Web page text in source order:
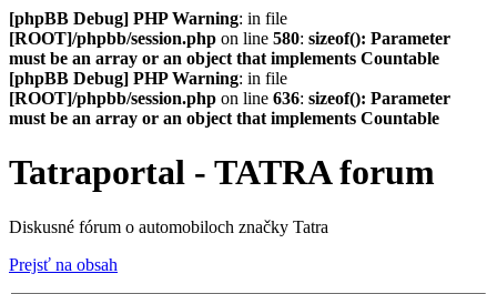
[phpBB Debug] PHP Warning: in file
[ROOT]/phpbb/session.php on line 580: sizeof(): Parameter
must be an array or an object that implements Countable
[phpBB Debug] PHP Warning: in file
[ROOT]/phpbb/session.php on line 636: sizeof(): Parameter
must be an array or an object that implements Countable
Tatraportal - TATRA forum
Diskusné fórum o automobiloch značky Tatra
Prejsť na obsah